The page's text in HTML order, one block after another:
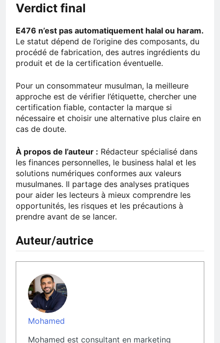
Verdict final
E476 n’est pas automatiquement halal ou haram.
Le statut dépend de l’origine des composants, du
procédé de fabrication, des autres ingrédients du
produit et de la certification éventuelle.
Pour un consommateur musulman, la meilleure
approche est de vérifier l’étiquette, chercher une
certification fiable, contacter la marque si
nécessaire et choisir une alternative plus claire en
cas de doute.
À propos de l’auteur : Rédacteur spécialisé dans
les finances personnelles, le business halal et les
solutions numériques conformes aux valeurs
musulmanes. Il partage des analyses pratiques
pour aider les lecteurs à mieux comprendre les
opportunités, les risques et les précautions à
prendre avant de se lancer.
Auteur/autrice
Mohamed
Mohamed est consultant en marketing